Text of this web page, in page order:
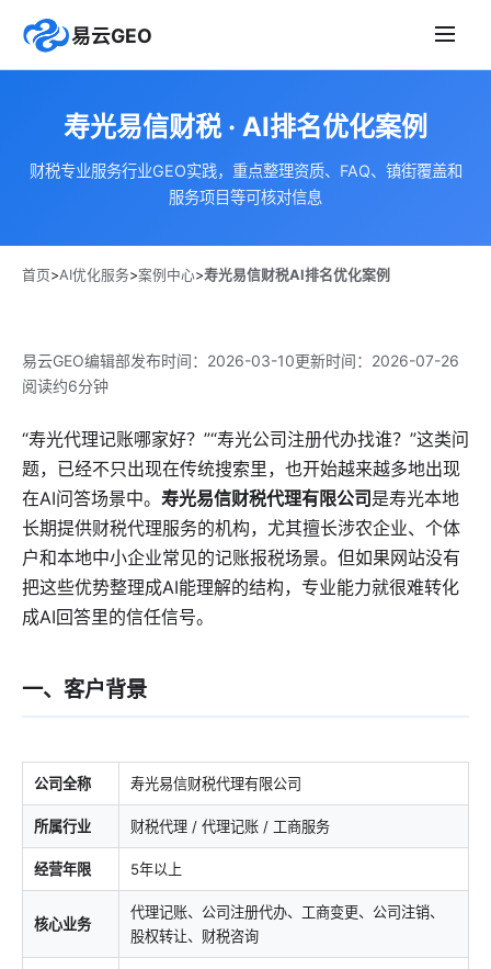
易云GEO
寿光易信财税 · AI排名优化案例
财税专业服务行业GEO实践，重点整理资质、FAQ、镇街覆盖和
服务项目等可核对信息
首页>AI优化服务>案例中心>寿光易信财税AI排名优化案例
易云GEO编辑部发布时间： 2026-03-10更新时间： 2026-07-26
阅读约6分钟
“寿光代理记账哪家好？”“寿光公司注册代办找谁？”这类问
题，已经不只出现在传统搜索里，也开始越来越多地出现
在AI问答场景中。 寿光易信财税代理有限公司 是寿光本地
长期提供财税代理服务的机构，尤其擅长涉农企业、个体
户和本地中小企业常见的记账报税场景。但如果网站没有
把这些优势整理成AI能理解的结构，专业能力就很难转化
成AI回答里的信任信号。
一、客户背景
公司全称 寿光易信财税代理有限公司
所属行业 财税代理 / 代理记账 / 工商服务
经营年限 5年以上
核心业务
代理记账、公司注册代办、工商变更、公司注销、
股权转让、财税咨询